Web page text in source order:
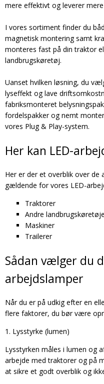
mere effektivt og leverer
I vores sortiment finder du
magnetisk montering samt
monteres fast på din traktor
landbrugskøretøj.
Uanset hvilken løsning, du
lyseffekt og lave
fabriksmonteret
fordelspakker og nemt
vores Plug & Play-system.
Her kan LED-
Her er der et overblik over de
gældende for vores LED-
Traktorer
Andre
Maskiner
Trailerer
Sådan vælger du
arbejdslamper
Når du er på udkig efter en
flere faktorer, du bør være
1. Lysstyrke (lumen)
Lysstyrken måles i lumen og
arbejde med traktorer og på
at sikre et godt overblik og